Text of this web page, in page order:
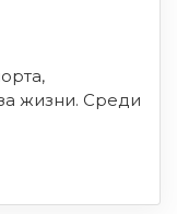
жизни. Среди